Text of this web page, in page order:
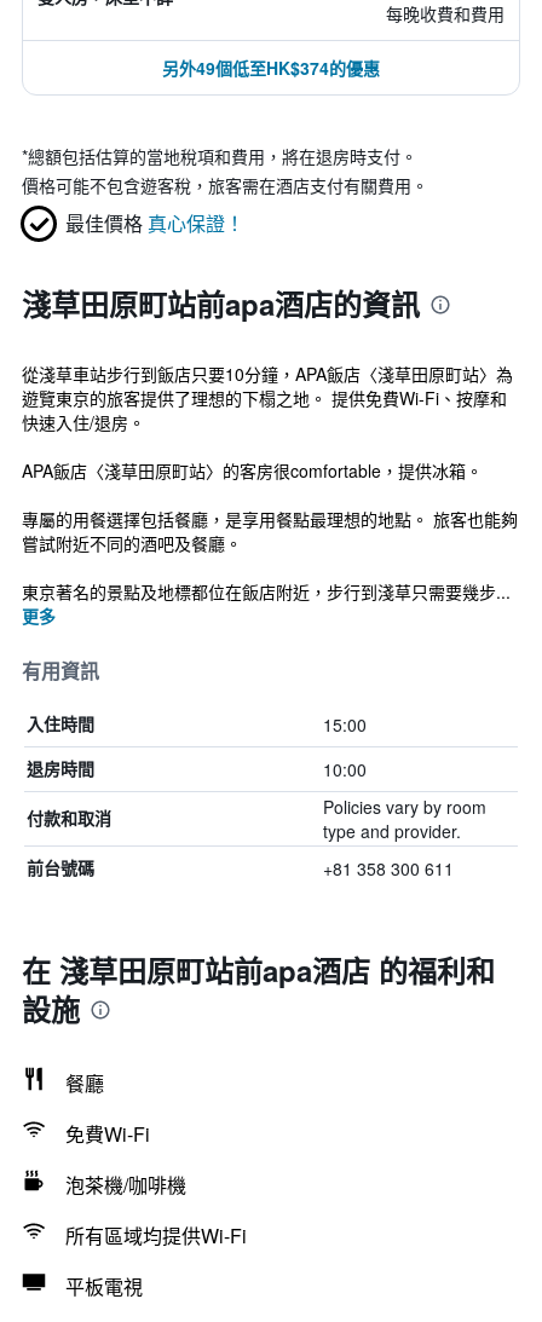
每晚收費和費用
另外49個低至HK$374的優惠
*總額包括估算的當地稅項和費用，將在退房時支付。
價格可能不包含遊客稅，旅客需在酒店支付有關費用。
最佳價格 真心保證！
淺草田原町站前apa酒店的資訊
從淺草車站步行到飯店只要10分鐘，APA飯店〈淺草田原町站〉為
遊覽東京的旅客提供了理想的下榻之地。 提供免費Wi-Fi、按摩和
快速入住/退房。
APA飯店〈淺草田原町站〉的客房很comfortable，提供冰箱。
專屬的用餐選擇包括餐廳，是享用餐點最理想的地點。 旅客也能夠
嘗試附近不同的酒吧及餐廳。
東京著名的景點及地標都位在飯店附近，步行到淺草只需要幾步...
更多
有用資訊
入住時間 15:00
退房時間 10:00
付款和取消
Policies vary by room
type and provider.
前台號碼 +81 358 300 611
在 淺草田原町站前apa酒店 的福利和
設施
餐廳
免費Wi-Fi
泡茶機/咖啡機
所有區域均提供Wi-Fi
平板電視